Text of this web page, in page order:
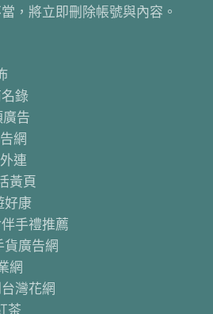
，將立即刪除帳號與內容。
錄
告
網
連
黃頁
好康
伴手禮推薦
貨廣告網
網
台灣花網
茶